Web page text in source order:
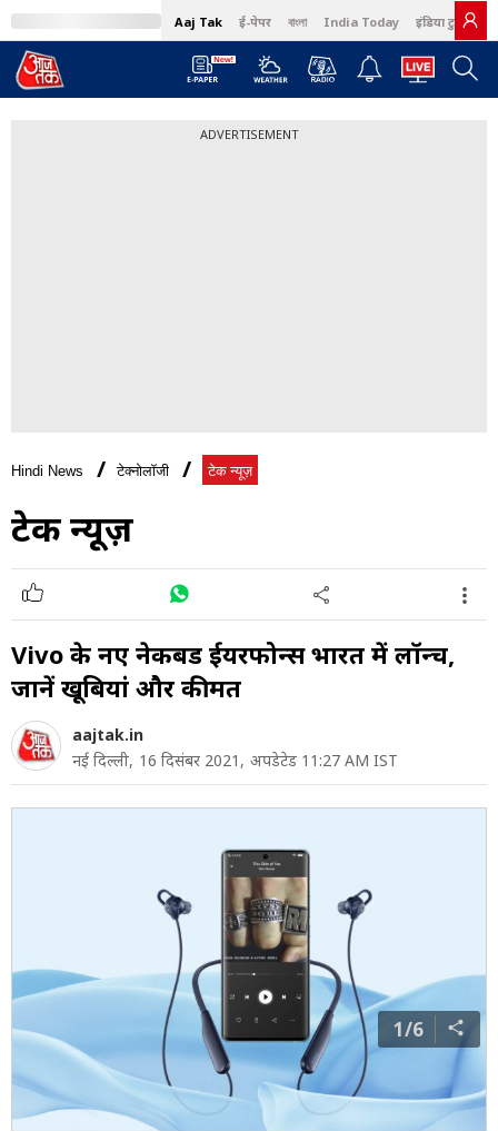
Aaj Tak ई-पेपर বাংলা India Today इंडिया टुडे हिंदी
ADVERTISEMENT
Hindi News टेक्नोलॉजी टेक न्यूज़
टेक न्यूज़
Vivo के नए नेकबैंड ईयरफोन्स भारत में लॉन्च,
जानें खूबियां और कीमत
aajtak.in
नई दिल्ली, 16 दिसंबर 2021, अपडेटेड 11:27 AM IST
1/6